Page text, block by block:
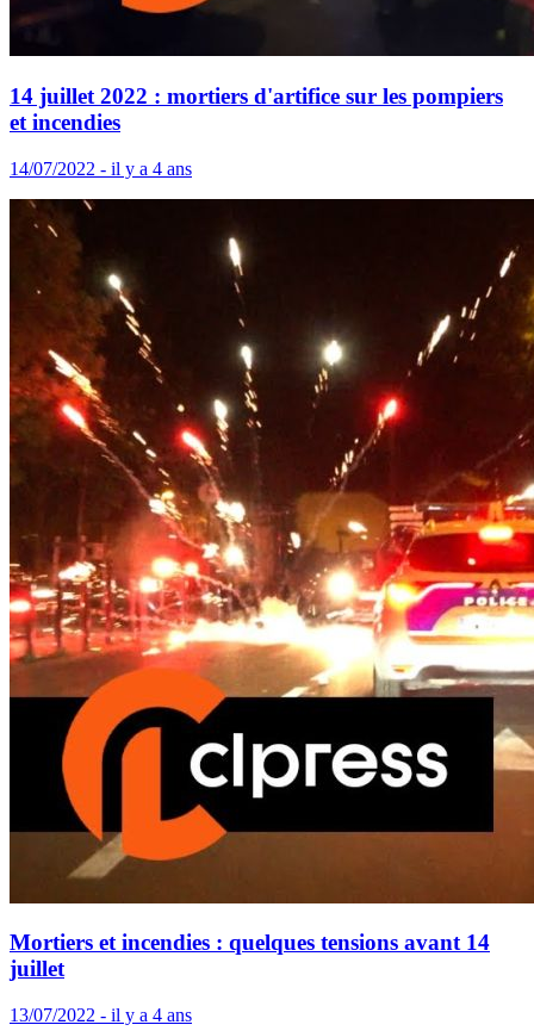
14 juillet 2022 : mortiers d'artifice sur les pompiers
et incendies
14/07/2022 - il y a 4 ans
Mortiers et incendies : quelques tensions avant 14
juillet
13/07/2022 - il y a 4 ans